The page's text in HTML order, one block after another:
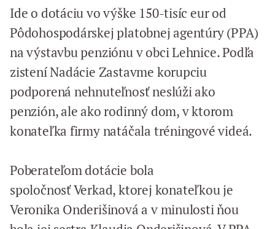
Ide o dotáciu vo výške 150-tisíc eur od
Pôdohospodárskej platobnej agentúry (PPA)
na výstavbu penziónu v obci Lehnice. Podľa
zistení Nadácie Zastavme korupciu
podporená nehnuteľnosť neslúži ako
penzión, ale ako rodinný dom, v ktorom
konateľka firmy natáčala tréningové videá.
Poberateľom dotácie bola
spoločnosťVerkad, ktorej konateľkou je
Veronika Onderišinová a v minulosti ňou